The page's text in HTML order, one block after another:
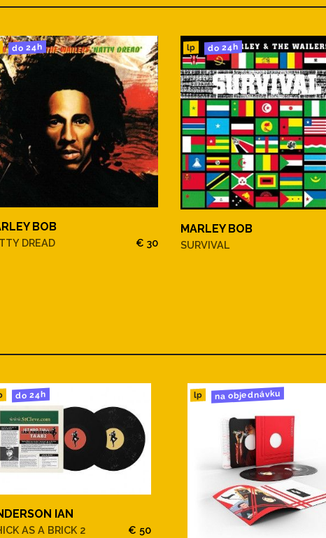
do 24h
BOB
DREAD € 30
lp do 24h
MARLEY BOB
SURVIVAL
do 24h
IAN
AS A BRICK 2 € 50
lp na objednávku